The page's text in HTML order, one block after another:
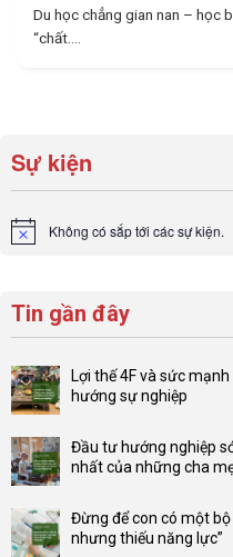
Du học chẳng gian nan – học
“chất....
Sự kiện
Notice Không có sắp tới các sự kiện.
Tin gần đây
Lợi thế 4F và sức
hướng sự nghiệp
có
bình
luận
Lợi
thế
Đầu tư hướng nghiệp
nhất của những cha
bình
luận
Đừng để con có một bộ
nhưng thiếu năng lực”